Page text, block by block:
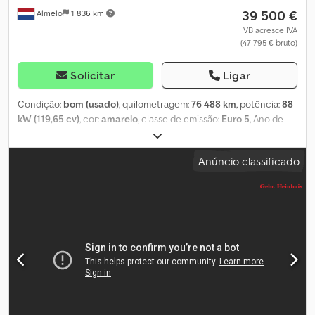
Almelo 1 836 km 39 500 €
VB acresce IVA
(47 795 € bruto)
Solicitar Ligar
Condição: bom (usado), quilometragem:76 488 km, potência:88
kW (119,65 cv), cor:amarelo, classe de emissão: Euro 5, Ano de
airbag, direção assistida, fecho
centralizado, regulação eléctrica dos vidros, = Outras opções e
acessórios = - Aquecimento - Tomada de força (PTO) -
2015. Quilometragem: 76.488 km. Caixa de velocidades manual, 5
Palfinger P220B. Ano: 2015. Pressão máxima de trabalho: 180 Bar.
Velocidade máxima do vento: 12,5 m/s. Capacidade máxima da
plataforma: 230 kg / 2 pessoas + 70 kg. Inclinação máxima
Anúncio classificado